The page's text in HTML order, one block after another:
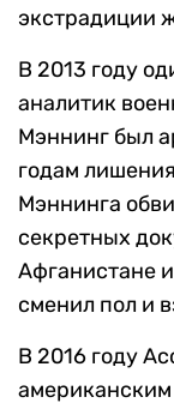
экстрадиции
В 2013 году
аналитик
Мэннинг был
годам
Мэннинга
секретных
Афганистане
сменил пол и
В 2016 году
американским